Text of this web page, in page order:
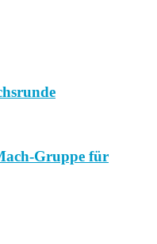
Gruppe für